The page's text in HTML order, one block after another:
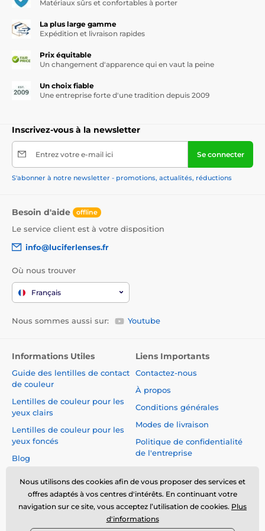
Matériaux sûrs et confortables à porter
La plus large gamme
Expédition et livraison rapides
Prix équitable
Un changement d'apparence qui en vaut la peine
Un choix fiable
Une entreprise forte d'une tradition depuis 2009
Inscrivez-vous à la newsletter
Entrez votre e-mail ici Se connecter
S'abonner à notre newsletter - promotions, actualités, réductions
Besoin d'aide offline
Le service client est à votre disposition
info@luciferlenses.fr
Où nous trouver
Français
Nous sommes aussi sur: Youtube
Informations Utiles
Guide des lentilles de contact
de couleur
Lentilles de couleur pour les
yeux clairs
Lentilles de couleur pour les
yeux foncés
Blog
Liens Importants
Contactez-nous
À propos
Conditions générales
Modes de livraison
Politique de confidentialité
de l'entreprise
du Contrat
Sécurité et qualité sans
compromis
Nous utilisons des cookies afin de vous proposer des services et
offres adaptés à vos centres d'intérêts. En continuant votre
navigation sur ce site, vous acceptez l’utilisation de cookies. Plus
d'informations